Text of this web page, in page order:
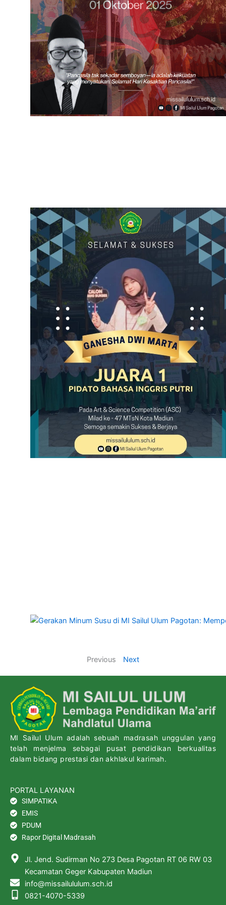
Previous Next
MI Sailul Ulum adalah sebuah madrasah unggulan yang
telah menjelma sebagai pusat pendidikan berkualitas
dalam bidang prestasi dan akhlakul karimah.
PORTAL LAYANAN
SIMPATIKA
EMIS
PDUM
Rapor Digital Madrasah
Jl. Jend. Sudirman No 273 Desa Pagotan RT 06 RW 03
Kecamatan Geger Kabupaten Madiun
info@missailululum.sch.id
0821-4070-5339